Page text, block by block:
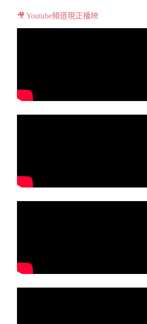
🎥 Youtube頻道現正播映